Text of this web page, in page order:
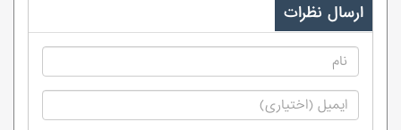
ارسال نظرات